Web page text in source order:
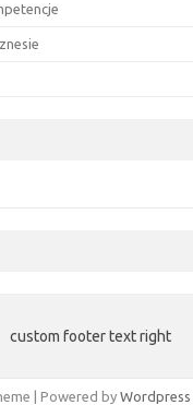
custom footer text right
| Powered by Wordpress